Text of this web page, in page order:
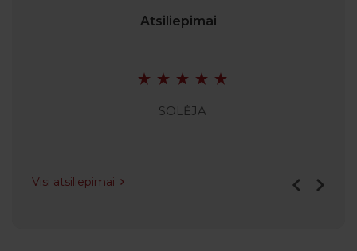
Atsiliepimai
SOLĖJA
Visi atsiliepimai